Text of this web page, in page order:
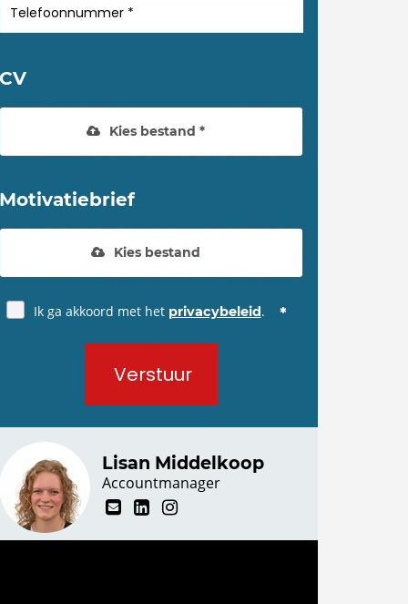
Lisan Middelkoop
Accountmanager
CV
Kies bestand *
Motivatiebrief
Kies bestand
Ik ga akkoord met het privacybeleid.
Verstuur